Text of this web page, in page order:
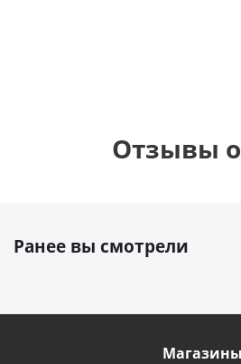
Отзывы
Ранее вы смотрели
Магазины